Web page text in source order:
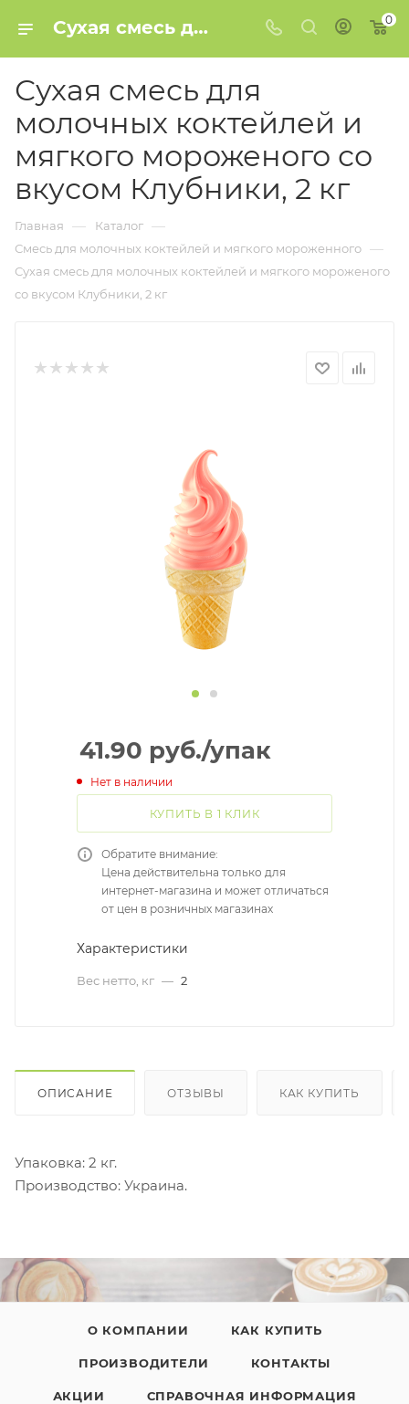
Сухая смесь для молочных коктейлей и мягкого мороженого со вкусом Клубники, 2 кг купить в Минске 0
Сухая смесь для
молочных коктейлей и
мягкого мороженого со
вкусом Клубники, 2 кг
Главная — Каталог —
Смесь для молочных коктейлей и мягкого мороженного —
Сухая смесь для молочных коктейлей и мягкого мороженого
со вкусом Клубники, 2 кг
41.90 руб./упак
Нет в наличии
КУПИТЬ В 1 КЛИК
Обратите внимание:
Цена действительна только для
интернет-магазина и может отличаться
от цен в розничных магазинах
Характеристики
Вес нетто, кг — 2
ОПИСАНИЕ ОТЗЫВЫ КАК КУПИТЬ
Упаковка: 2 кг.
Производство: Украина.
О КОМПАНИИ КАК КУПИТЬ
ПРОИЗВОДИТЕЛИ КОНТАКТЫ
АКЦИИ СПРАВОЧНАЯ ИНФОРМАЦИЯ